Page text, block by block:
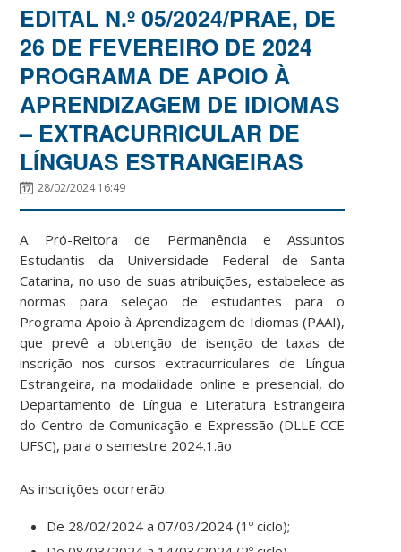
EDITAL N.º 05/2024/PRAE, DE
26 DE FEVEREIRO DE 2024
PROGRAMA DE APOIO À
APRENDIZAGEM DE IDIOMAS
– EXTRACURRICULAR DE
LÍNGUAS ESTRANGEIRAS
28/02/2024 16:49
A Pró-Reitora de Permanência e Assuntos
Estudantis da Universidade Federal de Santa
Catarina, no uso de suas atribuições, estabelece as
normas para seleção de estudantes para o
Programa Apoio à Aprendizagem de Idiomas (PAAI),
que prevê a obtenção de isenção de taxas de
inscrição nos cursos extracurriculares de Língua
Estrangeira, na modalidade online e presencial, do
Departamento de Língua e Literatura Estrangeira
do Centro de Comunicação e Expressão (DLLE CCE
UFSC), para o semestre 2024.1.ão
As inscrições ocorrerão:
De 28/02/2024 a 07/03/2024 (1º ciclo);